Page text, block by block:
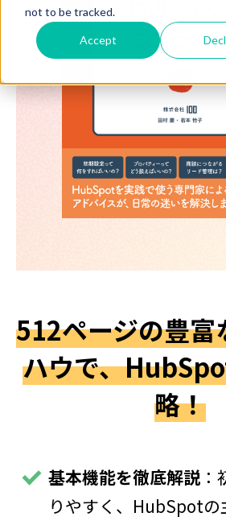
not to be tracked.
Accept
512ページの豊富
ハウで、
略！
基本機能を徹底解説
りやすく、HubSpot